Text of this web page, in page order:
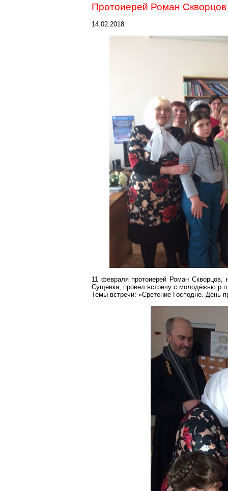
Протоиерей Роман
14.02.2018
11 февраля протоиерей Роман Скворцов,
Сущевка, провел встречу с молодёжью
Темы встречи: «Сретение Господне. День